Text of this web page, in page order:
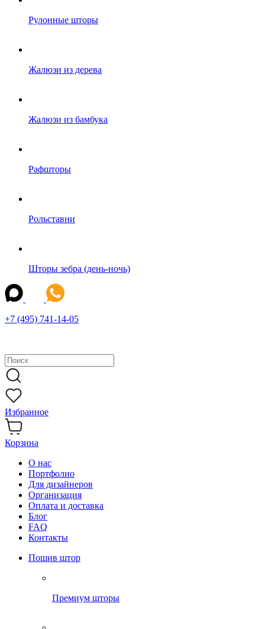
Рулонные шторы
Жалюзи из дерева
Жалюзи из бамбука
Рафшторы
Рольставни
Шторы зебра (день-ночь)
+7 (495) 741-14-05
Избранное
Корзина
О нас
Портфолио
Для дизайнеров
Организация
Оплата и доставка
Блог
FAQ
Контакты
Пошив штор
Премиум шторы